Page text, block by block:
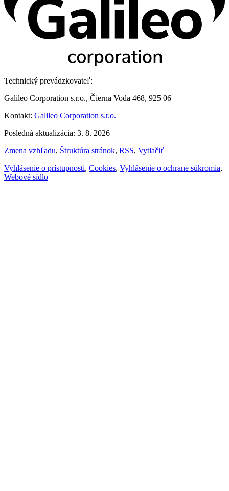
Technický prevádzkovateľ:
Galileo Corporation s.r.o., Čierna Voda 468, 925 06
Kontakt: Galileo Corporation s.r.o.
Posledná aktualizácia: 3. 8. 2026
Zmena vzhľadu, Štruktúra stránok, RSS, Vytlačiť
Vyhlásenie o prístupnosti, Cookies, Vyhlásenie o ochrane súkromia,
Webové sídlo